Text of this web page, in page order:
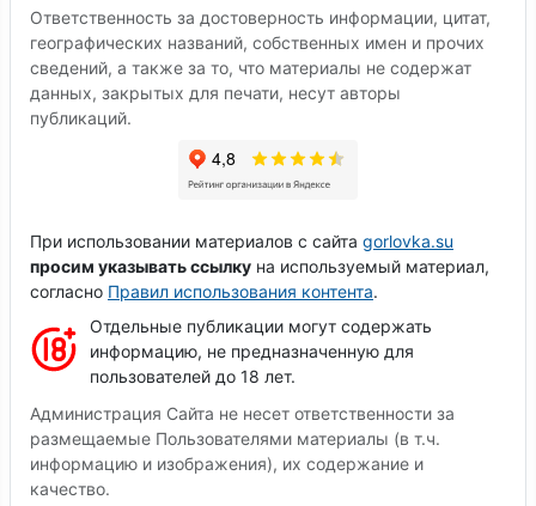
Ответственность за достоверность информации, цитат,
географических названий, собственных имен и прочих
сведений, а также за то, что материалы не содержат
данных, закрытых для печати, несут авторы
публикаций.
При использовании материалов с сайта gorlovka.su
просим указывать ссылку на используемый материал,
согласно Правил использования контента.
Отдельные публикации могут содержать
информацию, не предназначенную для
пользователей до 18 лет.
Администрация Сайта не несет ответственности за
размещаемые Пользователями материалы (в т.ч.
информацию и изображения), их содержание и
качество.